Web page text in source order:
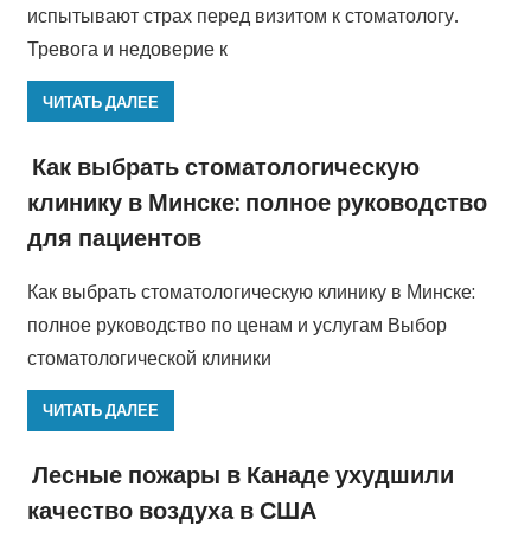
испытывают страх перед визитом к стоматологу.
Тревога и недоверие к
ЧИТАТЬ ДАЛЕЕ
Как выбрать стоматологическую
клинику в Минске: полное руководство
для пациентов
Как выбрать стоматологическую клинику в Минске:
полное руководство по ценам и услугам Выбор
стоматологической клиники
ЧИТАТЬ ДАЛЕЕ
Лесные пожары в Канаде ухудшили
качество воздуха в США